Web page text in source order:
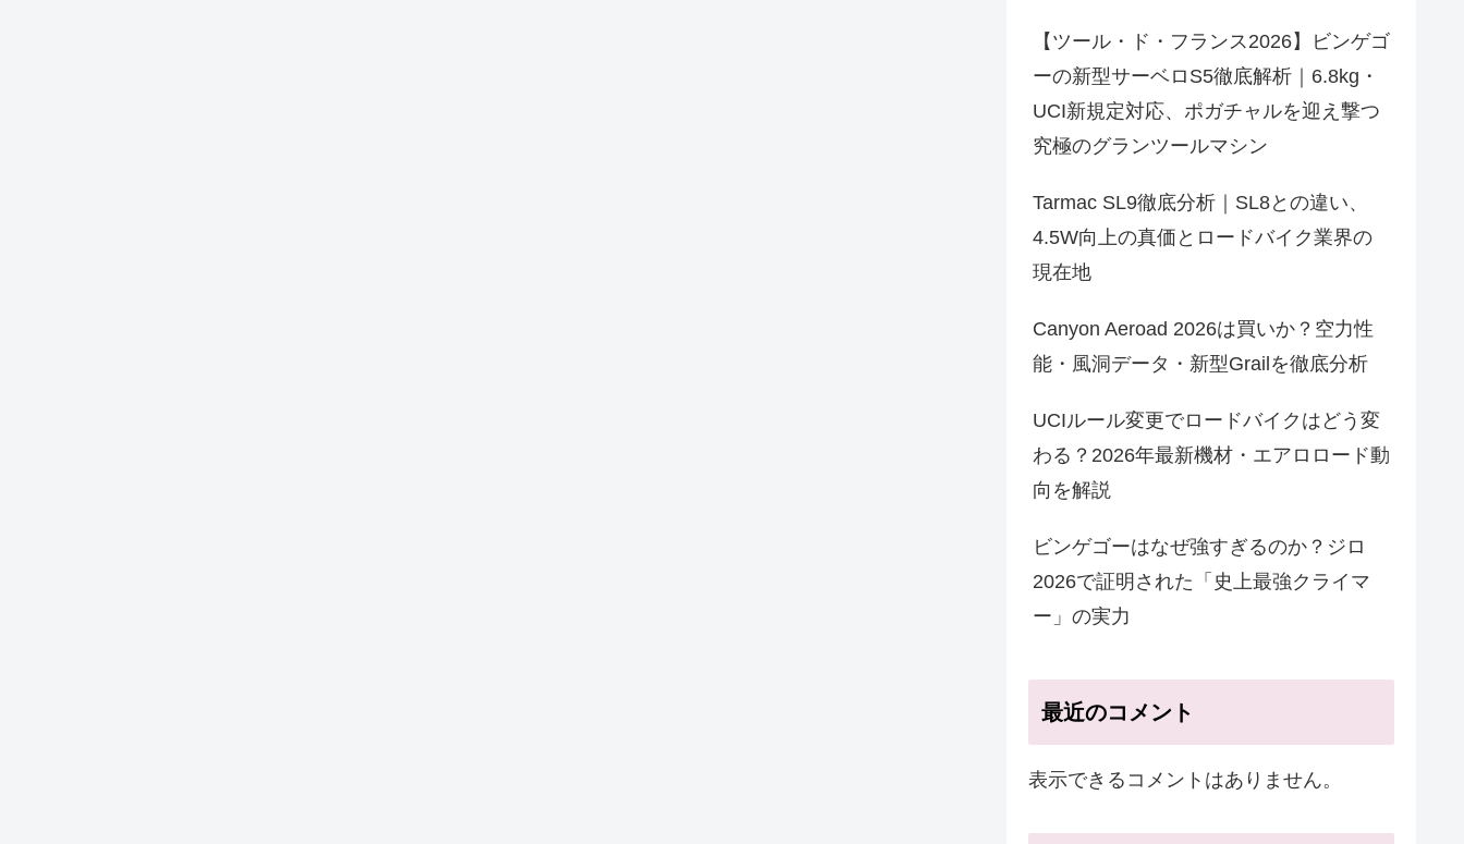
【ツール・ド・フランス2026】ビンゲゴ
ーの新型サーベロS5徹底解析｜6.8kg・
UCI新規定対応、ポガチャルを迎え撃つ
究極のグランツールマシン
Tarmac SL9徹底分析｜SL8との違い、
4.5W向上の真価とロードバイク業界の
現在地
Canyon Aeroad 2026は買いか？空力性
能・風洞データ・新型Grailを徹底分析
UCIルール変更でロードバイクはどう変
わる？2026年最新機材・エアロロード動
向を解説
ビンゲゴーはなぜ強すぎるのか？ジロ
2026で証明された「史上最強クライマ
ー」の実力
最近のコメント
表示できるコメントはありません。